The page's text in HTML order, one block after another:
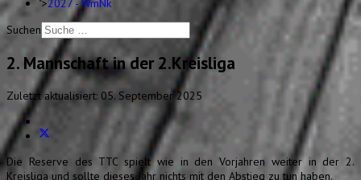
">2027 - WmNk
Suchen
2. Mannschaft in der 2.Kreisliga
Zuletzt aktualisiert: 05. September 2025
Die Reserve des TTC spielt wie in den Vorjahren weiter in der 2.
Kreisliga und sollte dieses Jahr nichts mit den Abstieg zu tun haben.